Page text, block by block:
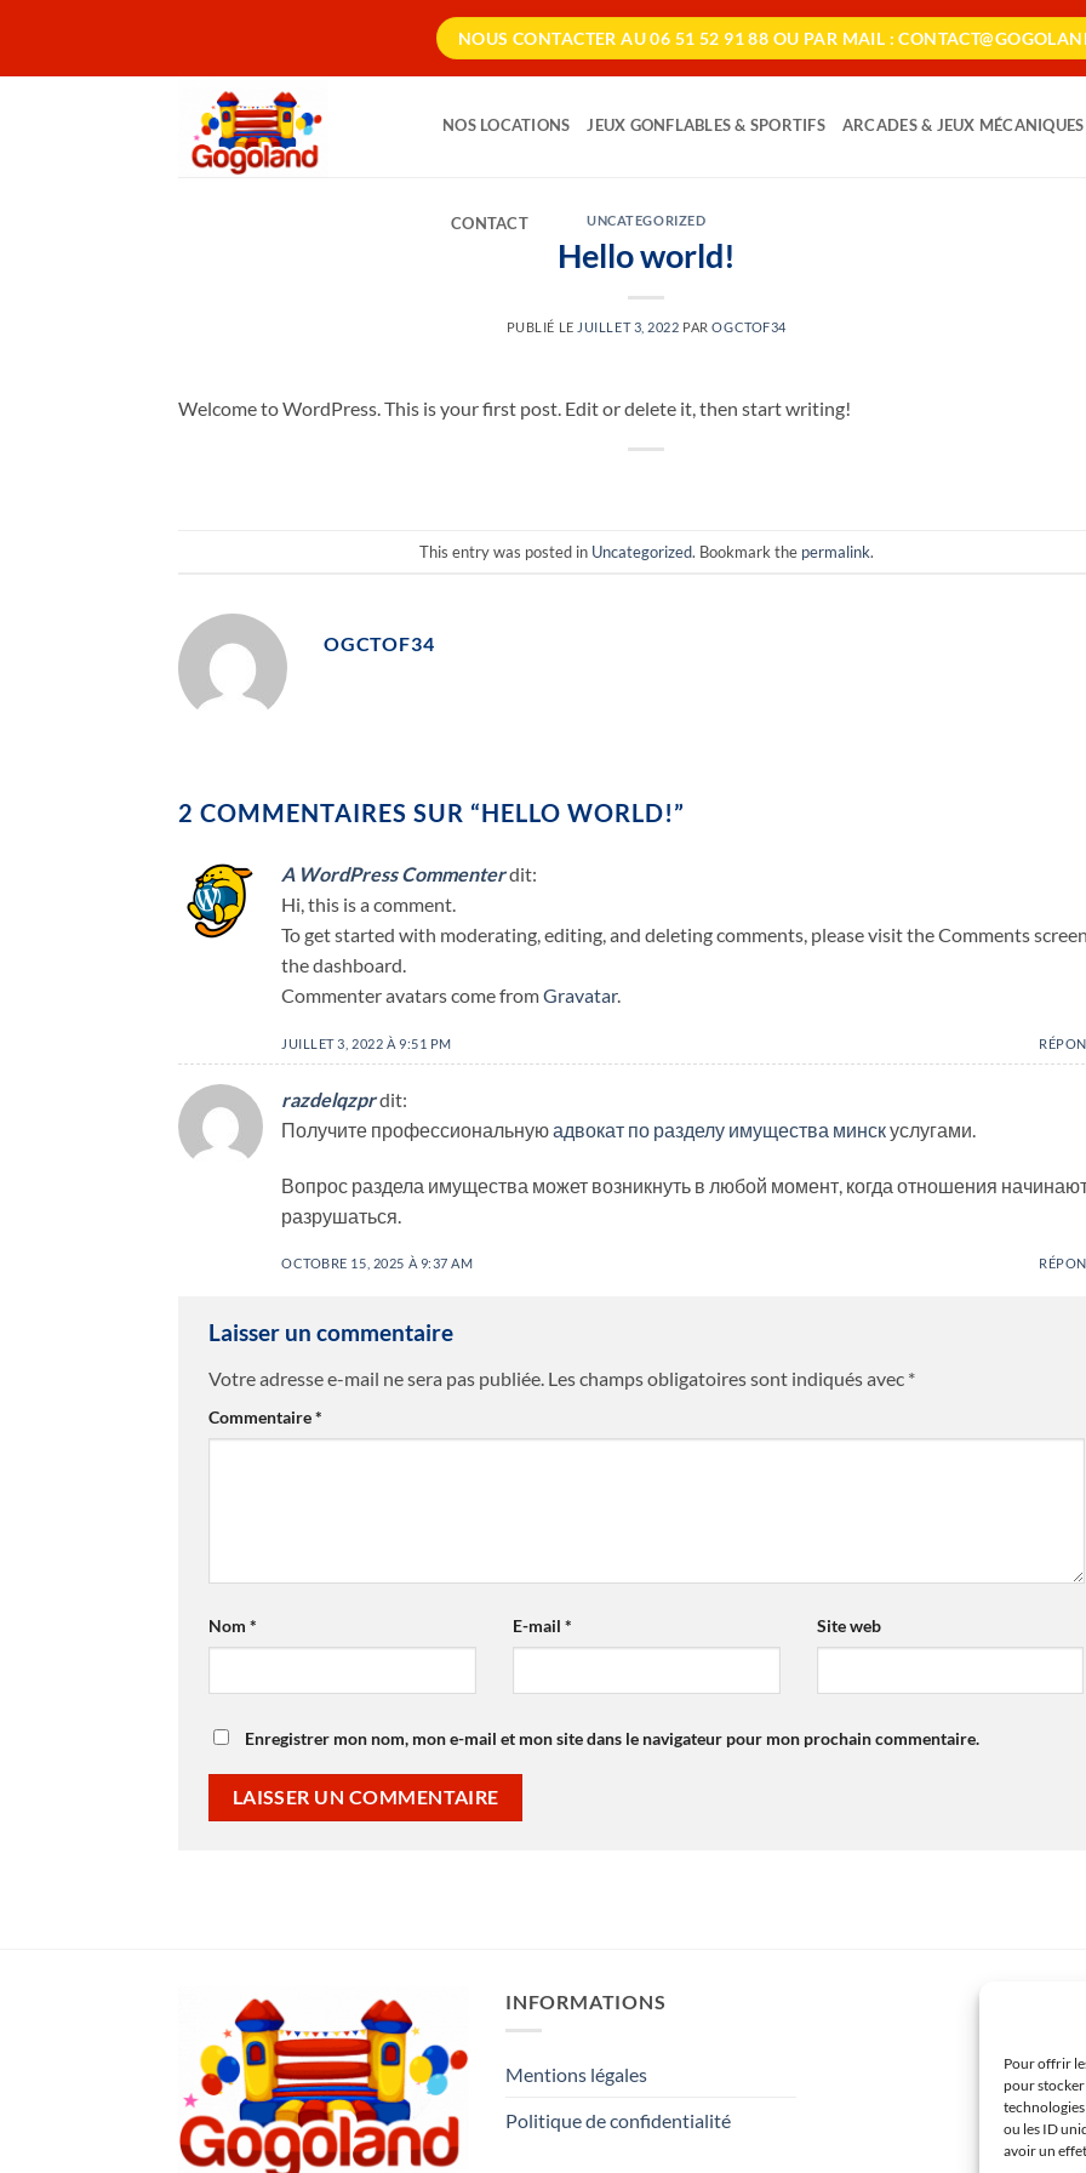
Pour offrir
pour stocker
ou les ID
avoir un
contenu
NOUS CONTACTER AU 06 51 52 91 88 OU PAR MAIL :
NOS LOCATIONS JEUX GONFLABLES & SPORTIFS ARCADES & JEUX MÉCANIQUES
CONTACT UNCATEGORIZED
Hello world!
PUBLIÉ LE JUILLET 3, 2022 PAROGCTOF34
Welcome to WordPress. This is your first post. Edit or delete it, then start writing!
This entry was posted in Uncategorized. Bookmark the permalink.
OGCTOF34
2 COMMENTAIRES SUR “HELLO WORLD!”
A WordPress Commenterdit:
Hi, this is a comment.
To get started with moderating, editing, and deleting comments, please visit the Comments
the dashboard.
Commenter avatars come fromGravatar.
JUILLET 3, 2022 À 9:51 PM
razdelqzprdit:
Получите профессиональнуюадвокат по разделу имущества минскуслугами.
Вопрос раздела имущества может возникнуть в любой момент, когда отношения
разрушаться.
OCTOBRE 15, 2025 À 9:37 AM
Laisser un commentaire
Votre adresse e-mail ne sera pas publiée. Les champs obligatoires sont indiqués avec *
Commentaire*
Nom * E-mail * Site web
Enregistrer mon nom, mon e-mail et mon site dans le navigateur pour mon prochain commentaire.
INFORMATIONS
Mentions légales
Politique de confidentialité